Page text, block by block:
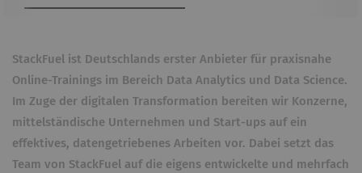
StackFuel ist Deutschlands erster Anbieter für praxisnahe
Online-Trainings im Bereich Data Analytics und Data Science.
Im Zuge der digitalen Transformation bereiten wir Konzerne,
mittelständische Unternehmen und Start-ups auf ein
effektives, datengetriebenes Arbeiten vor. Dabei setzt das
Team von StackFuel auf die eigens entwickelte und mehrfach